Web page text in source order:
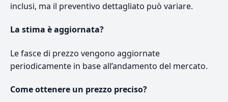
inclusi, ma il preventivo dettagliato può variare.
La stima è aggiornata?
Le fasce di prezzo vengono aggiornate
periodicamente in base all’andamento del mercato.
Come ottenere un prezzo preciso?